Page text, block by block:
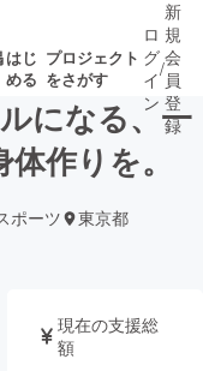
はじ
める
プロジェクト
をさがす
了が近いプ
ト
もうすぐ公開
されます
音楽
ロ
グ
イ
ン
/
新
規
会
員
登
録
になる、一
作りを。
ポーツ 東京都
現在の支援総
額